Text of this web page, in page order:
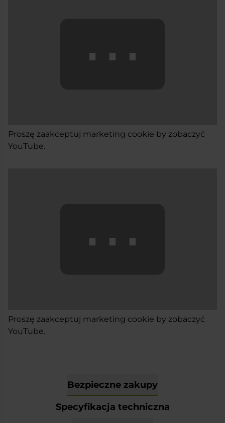
⋯
Proszę zaakceptuj marketing cookie by zobaczyć
YouTube.
⋯
Proszę zaakceptuj marketing cookie by zobaczyć
YouTube.
Bezpieczne zakupy
Specyfikacja techniczna